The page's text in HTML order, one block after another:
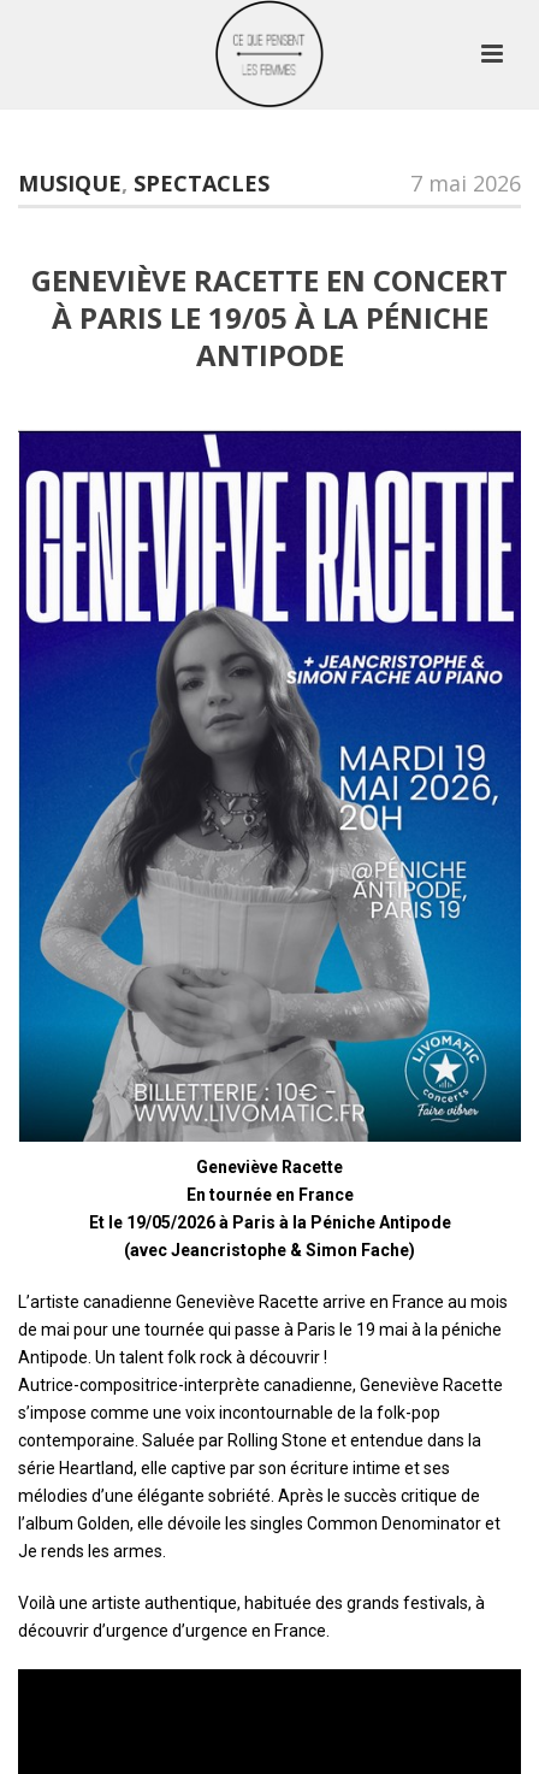
MUSIQUE, SPECTACLES 7 mai 2026
GENEVIÈVE RACETTE EN CONCERT
À PARIS LE 19/05 À LA PÉNICHE
ANTIPODE
Geneviève Racette
En tournée en France
Et le 19/05/2026 à Paris à la Péniche Antipode
(avec Jeancristophe & Simon Fache)
L’artiste canadienne Geneviève Racette arrive en France au mois
de mai pour une tournée qui passe à Paris le 19 mai à la péniche
Antipode. Un talent folk rock à découvrir !
Autrice-compositrice-interprète canadienne, Geneviève Racette
s’impose comme une voix incontournable de la folk-pop
contemporaine. Saluée par Rolling Stone et entendue dans la
série Heartland, elle captive par son écriture intime et ses
mélodies d’une élégante sobriété. Après le succès critique de
l’album Golden, elle dévoile les singles Common Denominator et
Je rends les armes.
Voilà une artiste authentique, habituée des grands festivals, à
découvrir d’urgence d’urgence en France.